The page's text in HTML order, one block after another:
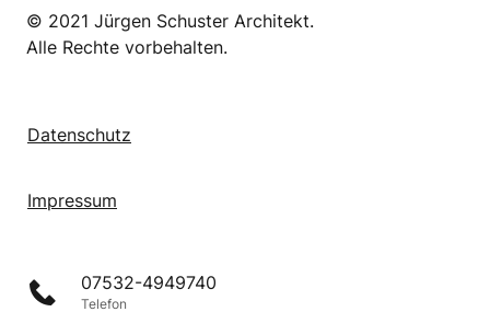
© 2021 Jürgen Schuster Architekt.
Alle Rechte vorbehalten.
Datenschutz
Impressum
07532-4949740
Telefon